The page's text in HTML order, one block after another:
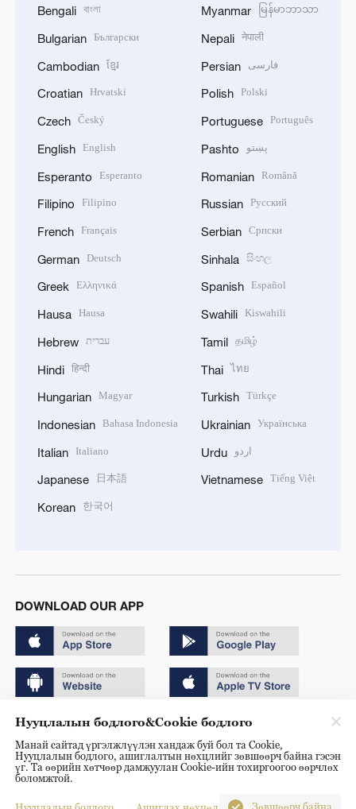
Bengali বাংলা
Bulgarian Български
Cambodian ខ្មែរ
Croatian Hrvatski
Czech Český
English English
Esperanto Esperanto
Filipino Filipino
French Français
German Deutsch
Greek Ελληνικά
Hausa Hausa
Hebrew עברית
Hindi हिन्दी
Hungarian Magyar
Indonesian Bahasa Indonesia
Italian Italiano
Japanese 日本語
Korean 한국어
Myanmar မြန်မာဘာသာ
Nepali नेपाली
Persian فارسی
Polish Polski
Portuguese Português
Pashto پښتو
Romanian Română
Russian Русский
Serbian Српски
Sinhala සිංහල
Spanish Español
Swahili Kiswahili
Tamil தமிழ்
Thai ไทย
Turkish Türkçe
Ukrainian Українська
Urdu اردو
Vietnamese Tiếng Việt
DOWNLOAD OUR APP
Copyright © 2024 CGTN.
京ICP备20000184号
京公网安备 11010502050052号
Disinformation report hotline: 010-85061466
Нууцлалын бодлого&Cookie бодлого
Манай сайтад үргэлжлүүлэн хандаж буй бол та Cookie,
Нууцлалын бодлого, ашиглалтын нөхцлийг зөвшөөрч байна гэсэн
үг. Та өөрийн хөтчөөр дамжуулан Cookie-ийн тохиргоогоо өөрчлөх
боломжтой.